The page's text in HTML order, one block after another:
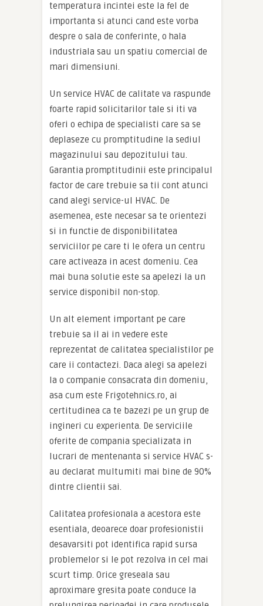
temperatura incintei este la fel de
importanta si atunci cand este vorba
despre o sala de conferinte, o hala
industriala sau un spatiu comercial de
mari dimensiuni.
Un service HVAC de calitate va raspunde
foarte rapid solicitarilor tale si iti va
oferi o echipa de specialisti care sa se
deplaseze cu promptitudine la sediul
magazinului sau depozitului tau.
Garantia promptitudinii este principalul
factor de care trebuie sa tii cont atunci
cand alegi service-ul HVAC. De
asemenea, este necesar sa te orientezi
si in functie de disponibilitatea
serviciilor pe care ti le ofera un centru
care activeaza in acest domeniu. Cea
mai buna solutie este sa apelezi la un
service disponibil non-stop.
Un alt element important pe care
trebuie sa il ai in vedere este
reprezentat de calitatea specialistilor pe
care ii contactezi. Daca alegi sa apelezi
la o companie consacrata din domeniu,
asa cum este Frigotehnics.ro, ai
certitudinea ca te bazezi pe un grup de
ingineri cu experienta. De serviciile
oferite de compania specializata in
lucrari de mentenanta si service HVAC s-
au declarat multumiti mai bine de 90%
dintre clientii sai.
Calitatea profesionala a acestora este
esentiala, deoarece doar profesionistii
desavarsiti pot identifica rapid sursa
problemelor si le pot rezolva in cel mai
scurt timp. Orice greseala sau
aproximare gresita poate conduce la